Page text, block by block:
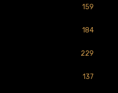
159
184
229
137